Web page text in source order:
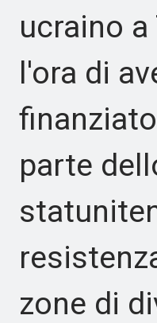
ucraino
l'ora di
parte
zone di